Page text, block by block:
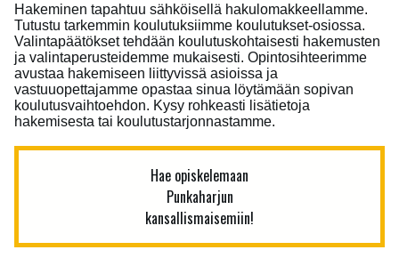
Hakeminen tapahtuu sähköisellä hakulomakkeellamme.
Tutustu tarkemmin koulutuksiimme koulutukset-osiossa.
Valintapäätökset tehdään koulutuskohtaisesti hakemusten
ja valintaperusteidemme mukaisesti. Opintosihteerimme
avustaa hakemiseen liittyvissä asioissa ja
vastuuopettajamme opastaa sinua löytämään sopivan
koulutusvaihtoehdon. Kysy rohkeasti lisätietoja
hakemisesta tai koulutustarjonnastamme.
Hae opiskelemaan
Punkaharjun
kansallismaisemiin!